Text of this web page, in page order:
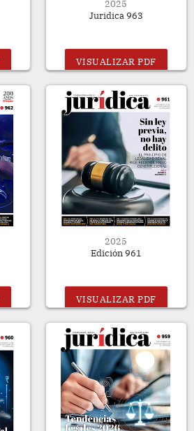
2025
Juridica 963
VISUALIZAR PDF
2025
Edición 961
VISUALIZAR PDF